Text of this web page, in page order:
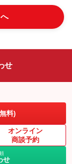
せ
料)
オンライン
商談予約
せ